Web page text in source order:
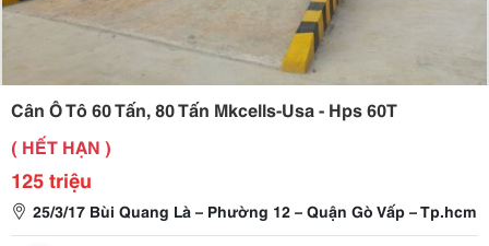
Cân Ô Tô 60 Tấn, 80 Tấn Mkcells-Usa - Hps 60T
( HẾT HẠN )
125 triệu
25/3/17 Bùi Quang Là – Phường 12 – Quận Gò Vấp – Tp.hcm